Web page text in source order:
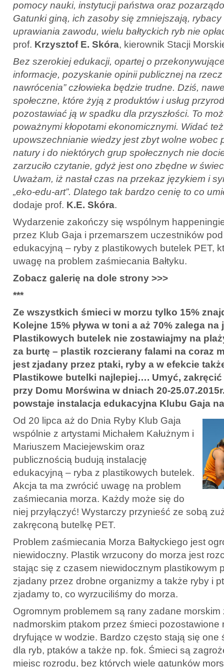
pomocy nauki, instytucji państwa oraz
Gatunki giną, ich zasoby się zmniejszają,
uprawiania zawodu, wielu bałtyckich ryb nie
prof. Krzysztof E. Skóra, kierownik Stacji
Bez szerokiej edukacji, opartej o
informacje, pozyskanie opinii publicznej na
nawrócenia” człowieka będzie trudne. Dziś,
społeczne, które żyją z produktów i usług
pozostawiać ją w spadku dla przyszłości. To
poważnymi kłopotami ekonomicznymi. Widać
upowszechnianie wiedzy jest zbyt wolne wobec
natury i do niektórych grup społecznych nie
zarzuciło czytanie, gdyż jest ono zbędne w
Uważam, iż nastał czas na przekaz językiem i
„eko-edu-art”. Dlatego tak bardzo cenię to co
dodaje prof. K.E. Skóra.
Wydarzenie zakończy się wspólnym
przez Klub Gaja i przemarszem uczestników
edukacyjną – ryby z plastikowych butelek PET,
uwagę na problem zaśmiecania Bałtyku.
Zobacz galerię na dole strony >>>
***
Ze wszystkich śmieci w morzu tylko 15%
Kolejne 15% pływa w toni a aż 70% zalega na
Plastikowych butelek nie zostawiajmy na
za burtę – plastik rozcierany falami na coraz
jest zjadany przez ptaki, ryby a w efekcie
Plastikowe butelki najlepiej…. Umyć,
przy Domu Morświna w dniach 20-
powstaje instalacja edukacyjna Klubu Gaja
Od 20 lipca aż do Dnia Ryby Klub Gaja
wspólnie z artystami Michałem Kałużnym i
Mariuszem Maciejewskim oraz
publicznością budują instalację
edukacyjną – ryba z plastikowych butelek.
Akcja ta ma zwrócić uwagę na problem
zaśmiecania morza. Każdy może się do
niej przyłączyć! Wystarczy przynieść ze sobą
zakręconą butelkę PET.
Problem zaśmiecania Morza Bałtyckiego jest
niewidoczny. Plastik wrzucony do morza jest
stając się z czasem niewidocznym plastikowym
zjadany przez drobne organizmy a także ryby i
zjadamy to, co wyrzuciliśmy do morza.
Ogromnym problemem są rany zadane morskim
nadmorskim ptakom przez śmieci pozostawione
dryfujące w wodzie. Bardzo często stają się one
dla ryb, ptaków a także np. fok. Śmieci są
miejsc rozrodu, bez których wiele gatunków